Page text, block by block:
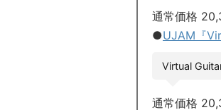
通常価格
●UJAM『
Virtual
通常価格